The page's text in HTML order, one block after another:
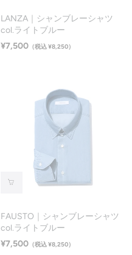
LANZA｜シャンブレーシャツ
col.ライトブルー
¥7,500（税込 ¥8,250）
FAUSTO｜シャンブレーシャツ
col.ライトブルー
¥7,500（税込 ¥8,250）